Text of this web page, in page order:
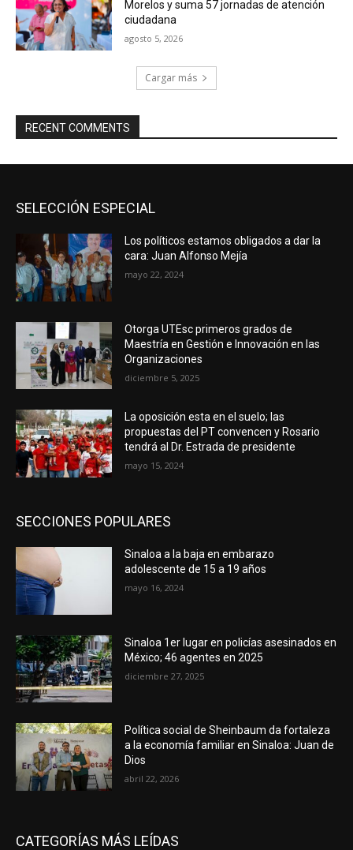
Morelos y suma 57 jornadas de atención
ciudadana
agosto 5, 2026
Cargar más
RECENT COMMENTS
SELECCIÓN ESPECIAL
Los políticos estamos obligados a dar la
cara: Juan Alfonso Mejía
mayo 22, 2024
Otorga UTEsc primeros grados de
Maestría en Gestión e Innovación en las
Organizaciones
diciembre 5, 2025
La oposición esta en el suelo; las
propuestas del PT convencen y Rosario
tendrá al Dr. Estrada de presidente
mayo 15, 2024
SECCIONES POPULARES
Sinaloa a la baja en embarazo
adolescente de 15 a 19 años
mayo 16, 2024
Sinaloa 1er lugar en policías asesinados en
México; 46 agentes en 2025
diciembre 27, 2025
Política social de Sheinbaum da fortaleza
a la economía familiar en Sinaloa: Juan de
Dios
abril 22, 2026
CATEGORÍAS MÁS LEÍDAS